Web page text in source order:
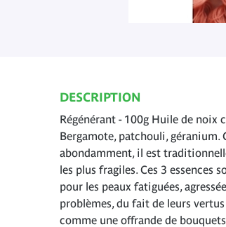
DESCRIPTION
Régénérant - 100g Huile de noix
Bergamote, patchouli, géranium.
abondamment, il est
les plus fragiles. Ces 3 essences
pour les peaux fatiguées,
problèmes, du fait de leurs
comme une offrande de